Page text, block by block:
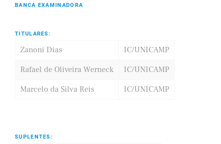
BANCA EXAMINADORA
TITULARES:
Zanoni Dias
IC/UNICAMP
Rafael de Oliveira Werneck
IC/UNICAMP
Marcelo da Silva Reis
IC/UNICAMP
SUPLENTES: